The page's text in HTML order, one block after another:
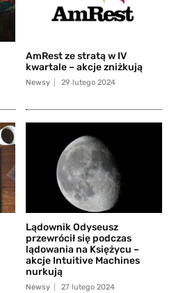
AmRest ze stratą w IV
kwartale – akcje zniżkują
Newsy 29 lutego 2024
Lądownik Odyseusz
przewrócił się podczas
lądowania na Księżycu –
akcje Intuitive Machines
nurkują
Newsy 27 lutego 2024